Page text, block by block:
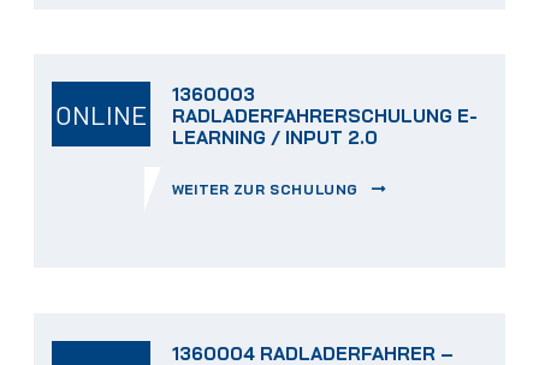
ONLINE
1360003
RADLADERFAHRERSCHULUNG E-
LEARNING / INPUT 2.0
WEITER ZUR SCHULUNG
1360004 RADLADERFAHRER –